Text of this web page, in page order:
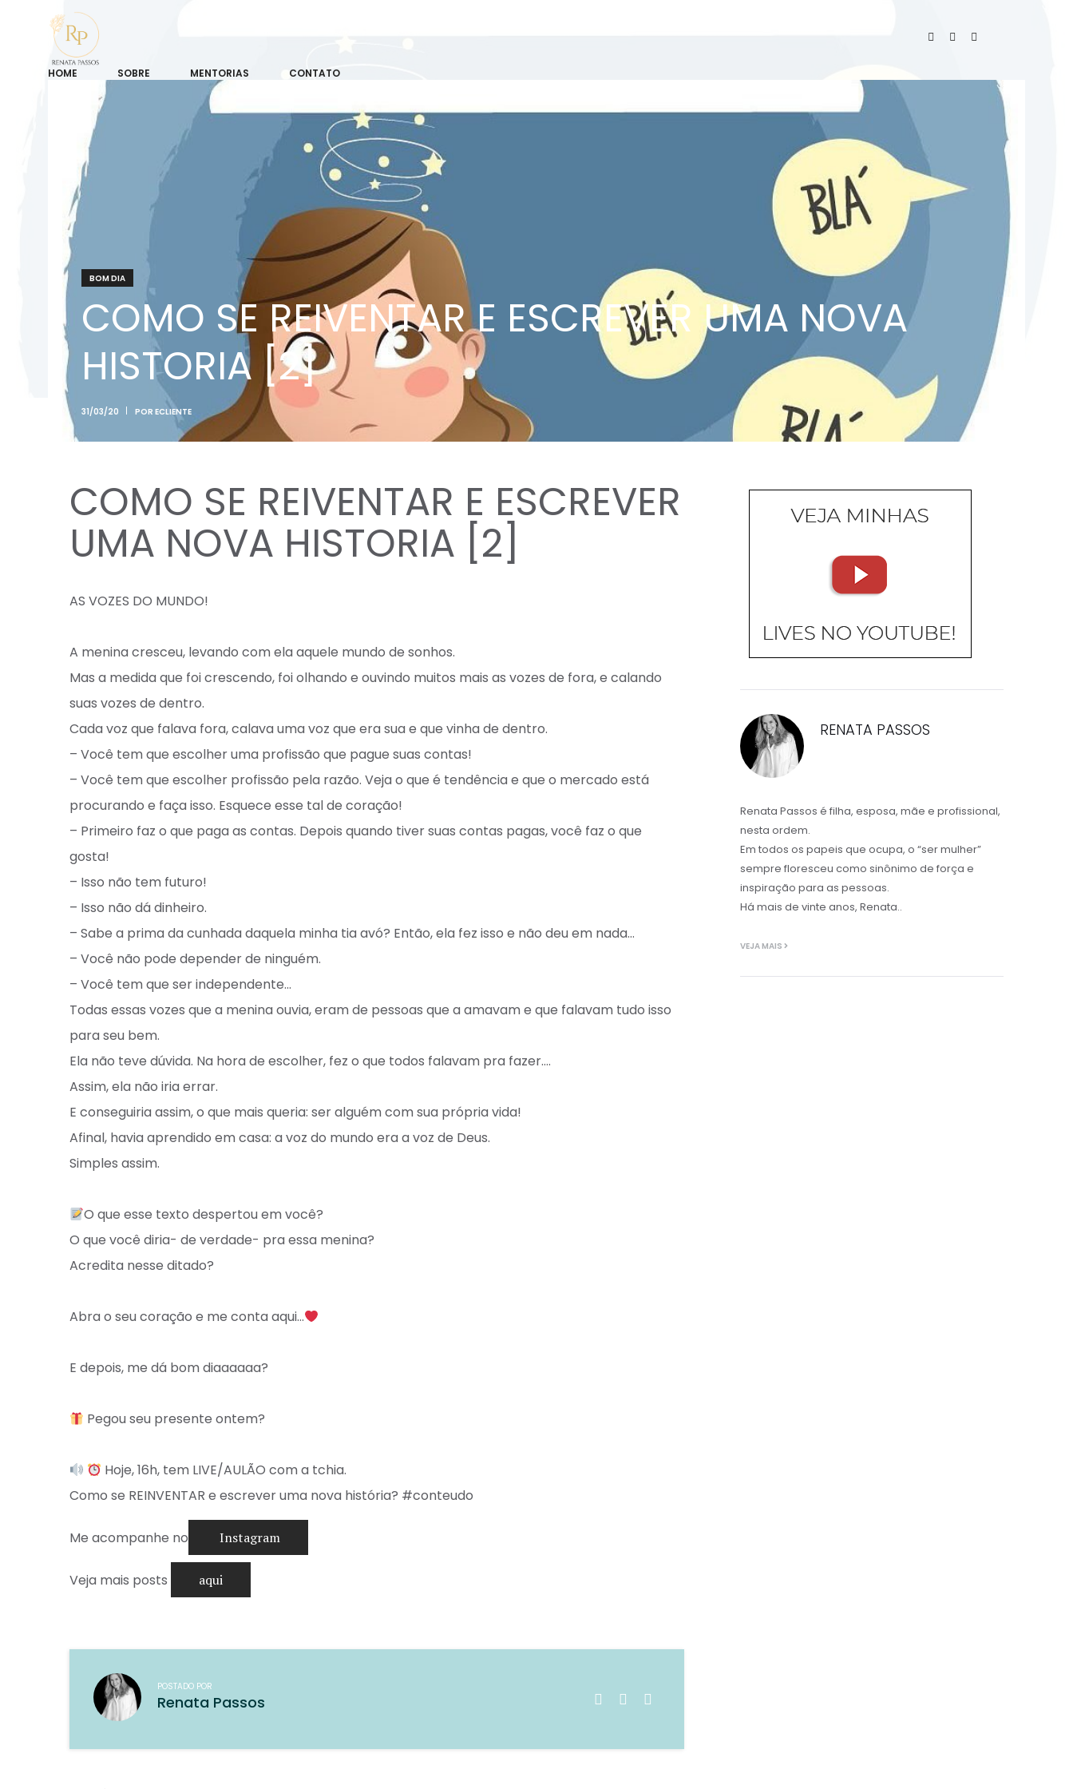
HOME SOBRE MENTORIAS CONTATO
BOM DIA
COMO SE REIVENTAR E ESCREVER UMA NOVA
HISTORIA [2]
31/03/20 POR ECLIENTE
COMO SE REIVENTAR E ESCREVER
UMA NOVA HISTORIA [2]
AS VOZES DO MUNDO!⁣
A menina cresceu, levando com ela aquele mundo de sonhos.⁣
Mas a medida que foi crescendo, foi olhando e ouvindo muitos mais as vozes de fora, e calando
suas vozes de dentro.⁣
Cada voz que falava fora, calava uma voz que era sua e que vinha de dentro.⁣
– Você tem que escolher uma profissão que pague suas contas!⁣
– Você tem que escolher profissão pela razão. Veja o que é tendência e que o mercado está
procurando e faça isso. Esquece esse tal de coração! ⁣
– Primeiro faz o que paga as contas. Depois quando tiver suas contas pagas, você faz o que
gosta! ⁣
– Isso não tem futuro!⁣
– Isso não dá dinheiro. ⁣
– Sabe a prima da cunhada daquela minha tia avó? Então, ela fez isso e não deu em nada…⁣
– Você não pode depender de ninguém.⁣
– Você tem que ser independente…⁣
Todas essas vozes que a menina ouvia, eram de pessoas que a amavam e que falavam tudo isso
para seu bem. ⁣
Ela não teve dúvida. Na hora de escolher, fez o que todos falavam pra fazer….⁣
Assim, ela não iria errar.⁣
E conseguiria assim, o que mais queria: ser alguém com sua própria vida!⁣
Afinal, havia aprendido em casa: a voz do mundo era a voz de Deus.⁣
Simples assim. ⁣
O que esse texto despertou em você? ⁣
O que você diria- de verdade- pra essa menina? ⁣
Acredita nesse ditado?⁣
Abra o seu coração e me conta aqui…
E depois, me dá bom diaaaaaa? ⁣
Pegou seu presente ontem? ⁣
Hoje, 16h, tem LIVE/AULÃO com a tchia. ⁣
Como se REINVENTAR e escrever uma nova história?⁣ #conteudo
Me acompanhe no Instagram
Veja mais posts aqui
POSTADO POR
Renata Passos
RENATA PASSOS
Renata Passos é filha, esposa, mãe e profissional,
nesta ordem.
Em todos os papeis que ocupa, o “ser mulher”
sempre floresceu como sinônimo de força e
inspiração para as pessoas.
Há mais de vinte anos, Renata..
VEJA MAIS